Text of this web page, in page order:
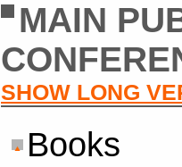
MAIN
SHOW LONG
Books